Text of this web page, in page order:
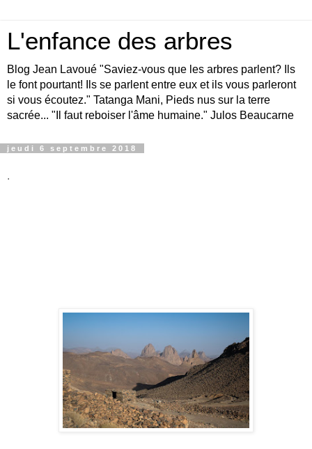
L'enfance des arbres
Blog Jean Lavoué "Saviez-vous que les arbres parlent? Ils
le font pourtant! Ils se parlent entre eux et ils vous parleront
si vous écoutez." Tatanga Mani, Pieds nus sur la terre
sacrée... "Il faut reboiser l'âme humaine." Julos Beaucarne
jeudi 6 septembre 2018
.